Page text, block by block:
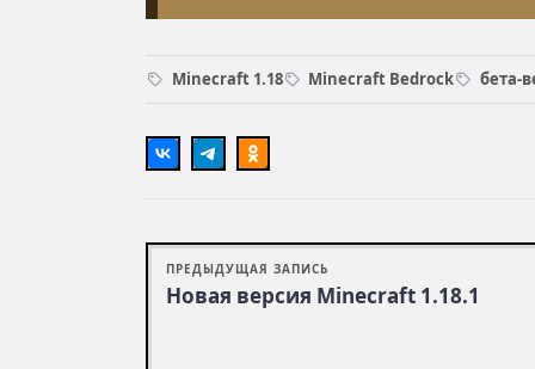
Minecraft 1.18 Minecraft Bedrock бета-
ПРЕДЫДУЩАЯ ЗАПИСЬ
Новая версия Minecraft 1.18.1